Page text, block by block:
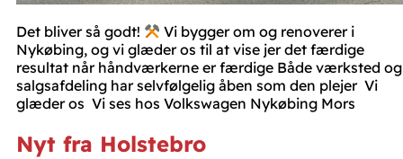
Det bliver så godt!
Vi bygger om og renoverer i
Nykøbing, og vi glæder os til at vise jer det færdige
resultat når håndværkerne er færdige Både værksted og
salgsafdeling har selvfølgelig åben som den plejer Vi
glæder os Vi ses hos Volkswagen Nykøbing Mors
Nyt fra Holstebro